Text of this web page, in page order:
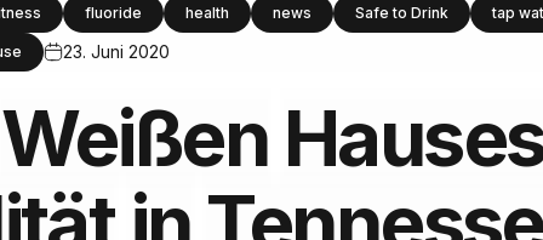
fluoride health news Safe to Drink tap
23. Juni 2020
Weißen